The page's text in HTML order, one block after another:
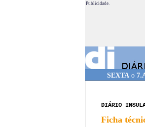
Publicidade.
SEXTAo
DIÁRIO
Ficha